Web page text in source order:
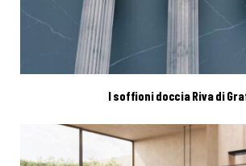
I soffioni doccia Riva di